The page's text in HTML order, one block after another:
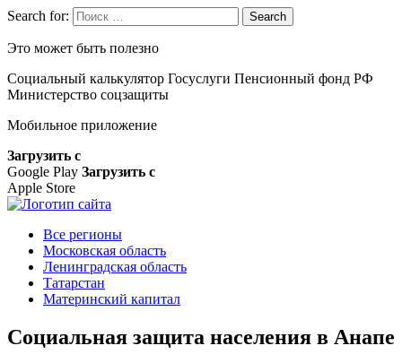
Search for: Search
Это может быть полезно
Социальный калькулятор Госуслуги Пенсионный фонд РФ
Министерство соцзащиты
Мобильное приложение
Загрузить с
Google Play Загрузить с
Apple Store
Все регионы
Московская область
Ленинградская область
Татарстан
Материнский капитал
Социальная защита населения в Анапе